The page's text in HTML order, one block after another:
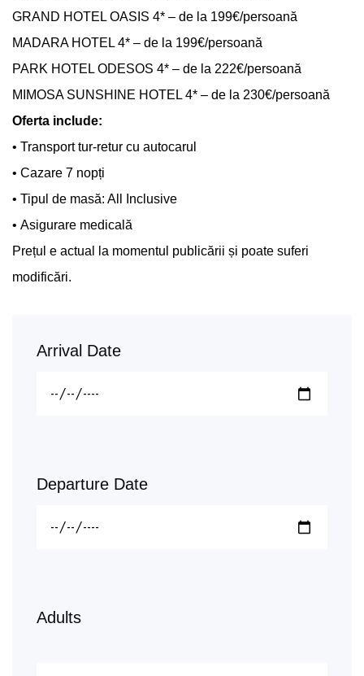
GRAND HOTEL OASIS 4* – de la 199€/persoană
MADARA HOTEL 4* – de la 199€/persoană
PARK HOTEL ODESOS 4* – de la 222€/persoană
MIMOSA SUNSHINE HOTEL 4* – de la 230€/persoană
Oferta include:
• Transport tur-retur cu autocarul
• Cazare 7 nopți
• Tipul de masă: All Inclusive
• Asigurare medicală
Prețul e actual la momentul publicării și poate suferi
modificări.
Arrival Date
Departure Date
Adults